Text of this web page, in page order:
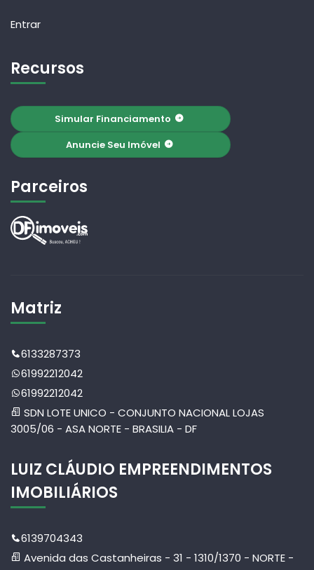
Entrar
Recursos
Simular Financiamento
Anuncie Seu Imóvel
Parceiros
Matriz
6133287373
61992212042
61992212042
SDN LOTE UNICO - CONJUNTO NACIONAL LOJAS
3005/06 - ASA NORTE - BRASILIA - DF
LUIZ CLÁUDIO EMPREENDIMENTOS
IMOBILIÁRIOS
6139704343
Avenida das Castanheiras - 31 - 1310/1370 - NORTE -